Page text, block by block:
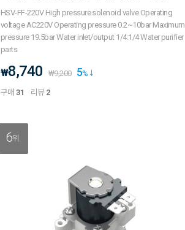
HSV-FF-220V High pressure solenoid valve Operating
voltage AC220V Operating pressure 0.2~10bar Maximum
pressure 19.5bar Water inlet/output 1/4:1/4 Water purifier
parts
₩8,740 ₩9,200 5%
구매31 리뷰 2
6위